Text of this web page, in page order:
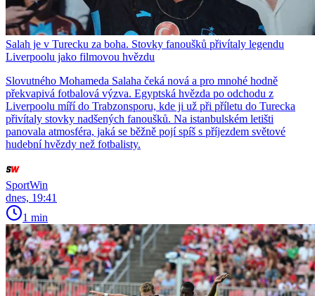
Salah je v Turecku za boha. Stovky fanoušků přivítaly legendu
Liverpoolu jako filmovou hvězdu
Slovutného Mohameda Salaha čeká nová a pro mnohé hodně
překvapivá fotbalová výzva. Egyptská hvězda po odchodu z
Liverpoolu míří do Trabzonsporu, kde ji už při příletu do Turecka
přivítaly stovky nadšených fanoušků. Na istanbulském letišti
panovala atmosféra, jaká se běžně pojí spíš s příjezdem světové
hudební hvězdy než fotbalisty.
SportWin
dnes, 19:41
1 min